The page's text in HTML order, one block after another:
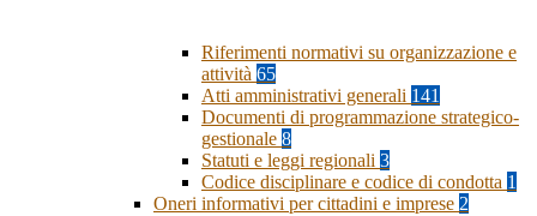
Riferimenti normativi su organizzazione e
attività 65
Atti amministrativi generali 141
Documenti di programmazione strategico-
gestionale 8
Statuti e leggi regionali 3
Codice disciplinare e codice di condotta 1
Oneri informativi per cittadini e imprese 2